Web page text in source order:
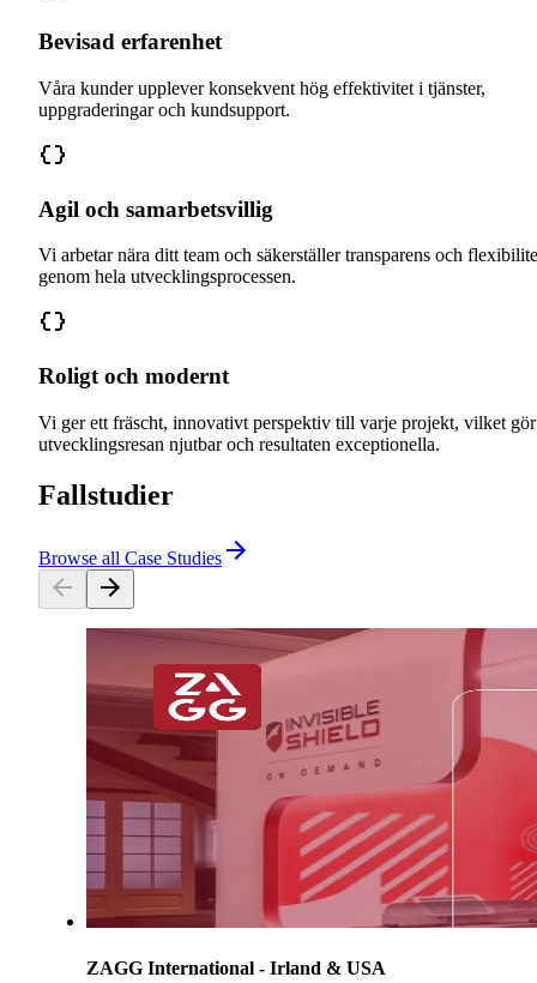
Bevisad erfarenhet
Våra kunder upplever konsekvent hög effektivitet i tjänster,
uppgraderingar och kundsupport.
Agil och samarbetsvillig
Vi arbetar nära ditt team och säkerställer transparens och
genom hela utvecklingsprocessen.
Roligt och modernt
Vi ger ett fräscht, innovativt perspektiv till varje projekt, vilket gör
utvecklingsresan njutbar och resultaten exceptionella.
Fallstudier
Browse all Case Studies
ZAGG International - Irland & USA